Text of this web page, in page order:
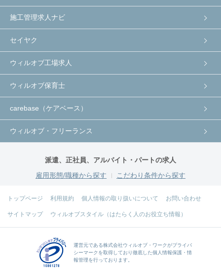
施工管理求人ナビ
セイヤク
ウィルオブ工場求人
ウィルオブ保育士
carebase（ケアベース）
ウィルオブ・フリーランス
派遣、正社員、アルバイト・パートの求人
雇用形態/職種から探す
こだわり条件から探す
トップページ 利用規約 個人情報の取り扱いについて お問い合わせ
サイトマップ ウィルオブスタイル（はたらく人のお役立ち情報）
運営元である株式会社ウィルオブ・ワークがプライバ
シーマークを取得しており徹底した個人情報保護・情
報管理を行っております。